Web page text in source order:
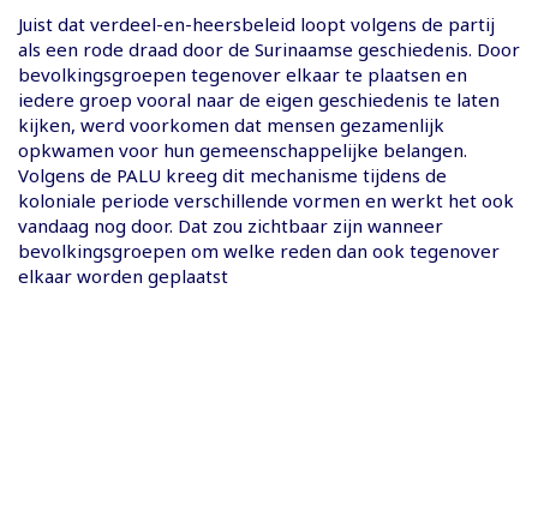
Juist dat verdeel-en-heersbeleid loopt volgens de partij
als een rode draad door de Surinaamse geschiedenis. Door
bevolkingsgroepen tegenover elkaar te plaatsen en
iedere groep vooral naar de eigen geschiedenis te laten
kijken, werd voorkomen dat mensen gezamenlijk
opkwamen voor hun gemeenschappelijke belangen.
Volgens de PALU kreeg dit mechanisme tijdens de
koloniale periode verschillende vormen en werkt het ook
vandaag nog door. Dat zou zichtbaar zijn wanneer
bevolkingsgroepen om welke reden dan ook tegenover
elkaar worden geplaatst